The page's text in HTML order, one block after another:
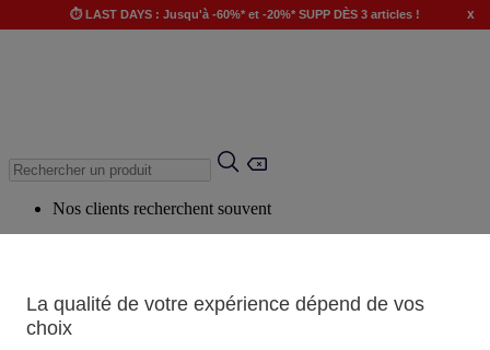
⏱️ LAST DAYS : Jusqu'à -60%* et -20%* SUPP DÈS 3 articles ! x
Nos clients recherchent souvent
Produits suggérés
Voir tous les produits
La qualité de votre expérience dépend de vos
choix